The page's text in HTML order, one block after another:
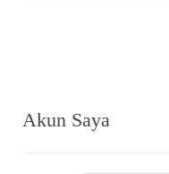
Akun Saya